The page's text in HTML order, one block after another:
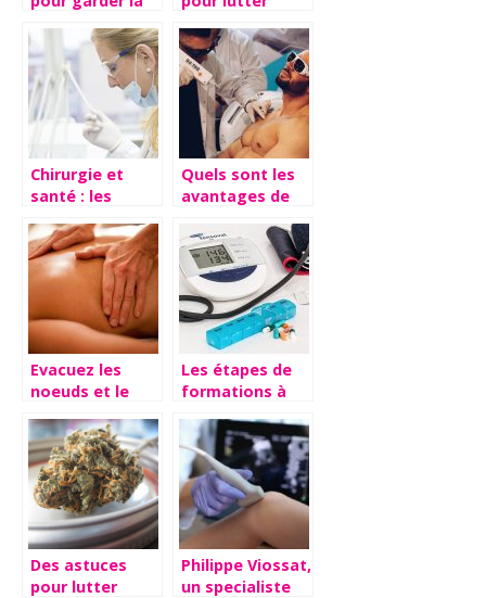
astuces
calvitie et
l’alopécie
Chirurgie et
santé : les
opérations
possibles sur le
sexe masculin
Quels sont les
avantages de
?
Evacuez les
noeuds et le
massage
Les étapes de
formations à
devenir un
cardiologue
Des astuces
pour lutter
Philippe Viossat,
un specialiste